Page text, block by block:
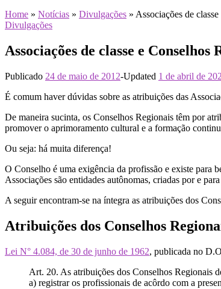
Home » Notícias » Divulgações » Associações de
Divulgações
Associações de classe e
Publicado 24 de maio de 2012-Updated 1 de abril de
É comum haver dúvidas sobre as atribuições das
De maneira sucinta, os Conselhos Regionais têm por
promover o aprimoramento cultural e a formação
Ou seja: há muita diferença!
O Conselho é uma exigência da profissão e existe para
Associações são entidades autônomas, criadas por e
A seguir encontram-se na íntegra as atribuições dos
Atribuições dos Conselhos
Lei N° 4.084, de 30 de junho de 1962, publicada no
Art. 20. As atribuições dos Conselhos Regionais
a) registrar os profissionais de acôrdo com a